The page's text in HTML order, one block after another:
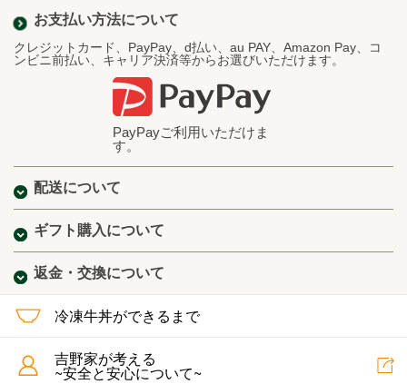
お支払い方法について
クレジットカード、PayPay、d払い、au PAY、Amazon Pay、コ
ンビニ前払い、キャリア決済等からお選びいただけます。
PayPayご利用いただけま
す。
配送について
ギフト購入について
返金・交換について
冷凍牛丼ができるまで
吉野家が考える
~安全と安心について~